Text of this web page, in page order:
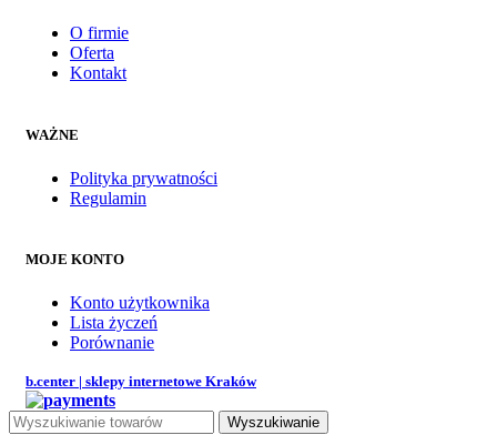
O firmie
Oferta
Kontakt
WAŻNE
Polityka prywatności
Regulamin
MOJE KONTO
Konto użytkownika
Lista życzeń
Porównanie
b.center | sklepy internetowe Kraków
Wyszukiwanie